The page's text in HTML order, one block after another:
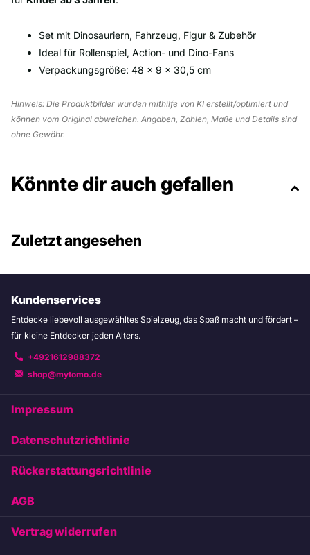
Set mit Dinosauriern, Fahrzeug, Figur & Zubehör
Ideal für Rollenspiel, Action- und Dino-Fans
Verpackungsgröße: 48 × 9 × 30,5 cm
Hinweis: Die Produktbilder wurden mithilfe von KI erstellt/optimiert und
können vom Original abweichen. Angaben, Zahlen, Maße und Details sind
ohne Gewähr.
Könnte dir auch gefallen
Zuletzt angesehen
Kundenservices
Entdecke liebevoll ausgewähltes Spielzeug, das Spaß macht und fördert –
für kleine Entdecker jeden Alters.
+4921612988372
shop@mytomo.de
Impressum
Datenschutzrichtlinie
Rückerstattungsrichtlinie
AGB
Vertrag widerrufen